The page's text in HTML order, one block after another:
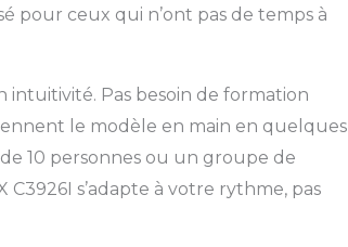
pour ceux qui n’ont pas de temps à
intuitivité. Pas besoin de formation
le modèle en main en quelques
10 personnes ou un groupe de
C3926I s’adapte à votre rythme, pas